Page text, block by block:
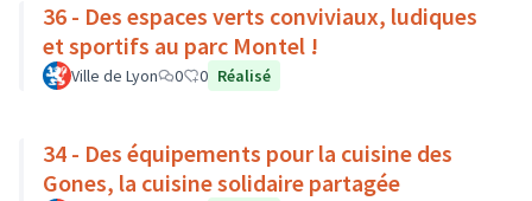
36 - Des espaces verts conviviaux, ludiques
et sportifs au parc Montel !
Ville de Lyon 0 0 Réalisé
34 - Des équipements pour la cuisine des
Gones, la cuisine solidaire partagée